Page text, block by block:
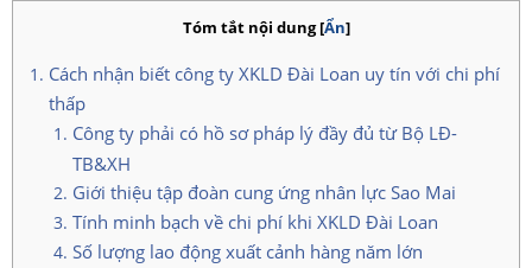
Tóm tắt nội dung[Ẩn]
Cách nhận biết công ty XKLD Đài Loan uy tín với chi phí
thấp
Công ty phải có hồ sơ pháp lý đầy đủ từ Bộ LĐ-
TB&XH
Giới thiệu tập đoàn cung ứng nhân lực Sao Mai
Tính minh bạch về chi phí khi XKLD Đài Loan
Số lượng lao động xuất cảnh hàng năm lớn